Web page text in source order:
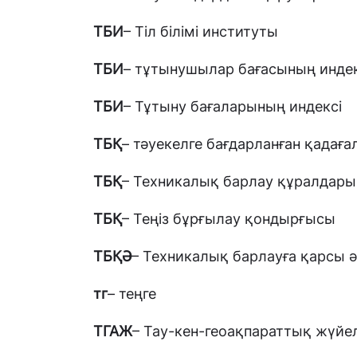
ТБИ– Тіл білімі институты
ТБИ– тұтынушылар бағасының
ТБИ– Тұтыну бағаларының индексі
ТБҚ– тәуекелге бағдарланған
ТБҚ– Техникалық барлау құралдары
ТБҚ– Теңіз бұрғылау қондырғысы
ТБҚӘ– Техникалық барлауға қарсы
тг– теңге
ТГАЖ– Тау-кен-геоақпараттық